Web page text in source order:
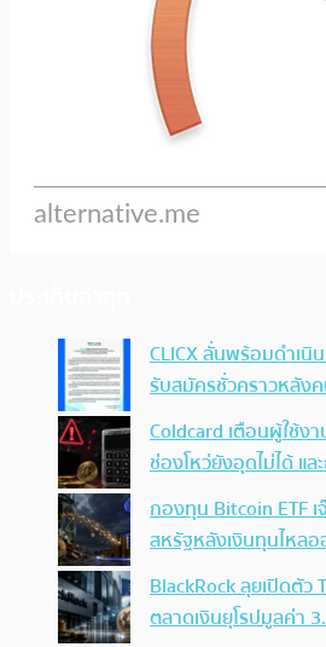
CLICX ลั่นพร้อมดำเ
รับสมัครชั่วคราวหลัง
Coldcard เตือนผู้ใช้ง
ช่องโหว่ยังอุดไม่ได้ แล
กองทุน Bitcoin ETF เ
สหรัฐหลังเงินทุนไหล
BlackRock ลุยเปิดตั
ตลาดเงินยุโรปมูลค่า